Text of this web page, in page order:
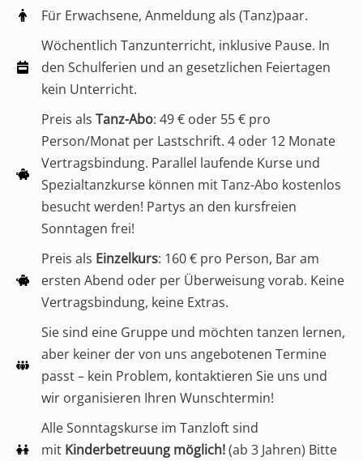
Für Erwachsene, Anmeldung als (Tanz)paar.
Wöchentlich Tanzunterricht, inklusive Pause. In
den Schulferien und an gesetzlichen Feiertagen
kein Unterricht.
Preis als Tanz-Abo: 49 € oder 55 € pro
Person/Monat per Lastschrift. 4 oder 12 Monate
Vertragsbindung. Parallel laufende Kurse und
Spezialtanzkurse können mit Tanz-Abo kostenlos
besucht werden! Partys an den kursfreien
Sonntagen frei!
Preis als Einzelkurs: 160 € pro Person, Bar am
ersten Abend oder per Überweisung vorab. Keine
Vertragsbindung, keine Extras.
Sie sind eine Gruppe und möchten tanzen lernen,
aber keiner der von uns angebotenen Termine
passt – kein Problem, kontaktieren Sie uns und
wir organisieren Ihren Wunschtermin!
Alle Sonntagskurse im Tanzloft sind
mit Kinderbetreuung möglich!(ab 3 Jahren) Bitte